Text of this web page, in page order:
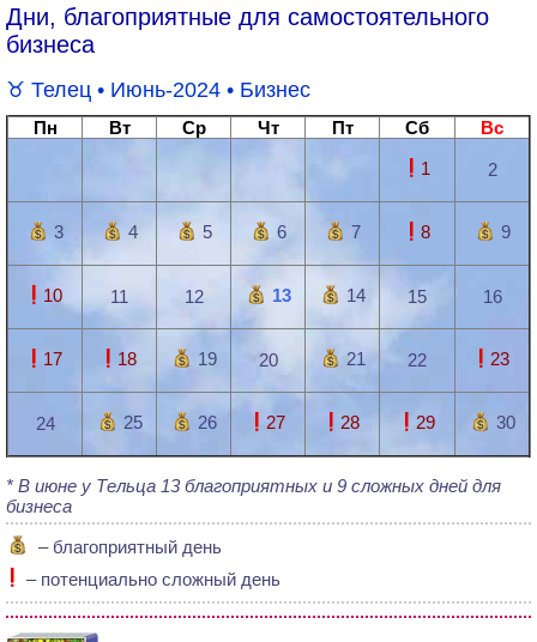
Дни, благоприятные для самостоятельного
бизнеса
Телец • Июнь-2024 • Бизнес
Пн Вт Ср Чт Пт Сб
Вс
1
2
3 4 5 6 7 8 9
10 11 12 13 14 15 16
17 18 19 20 21 22 23
24 25 26 27 28 29 30
В июне у Тельца 13 благоприятных и 9 сложных дней для
бизнеса
– благоприятный день
– потенциально сложный день